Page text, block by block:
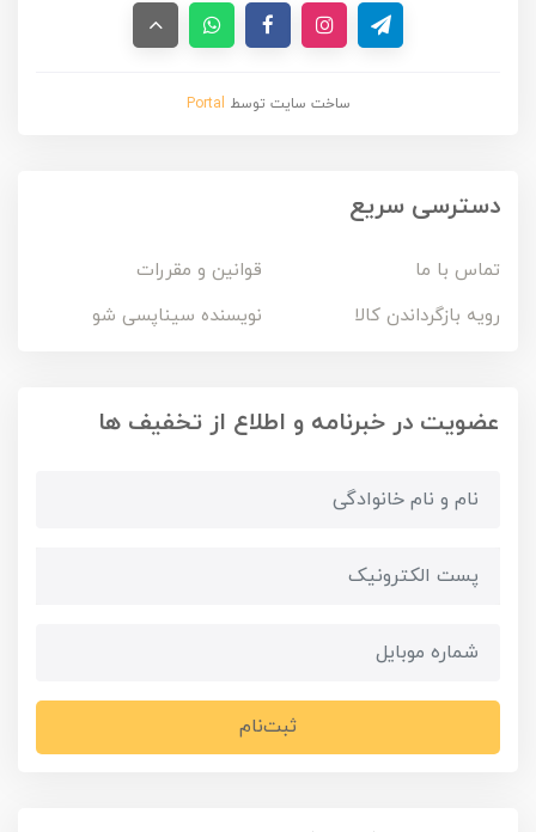
ساخت سایت توسط Portal
دسترسی سریع
تماس با ما
قوانین و مقررات
رویه بازگرداندن کالا
نویسنده سیناپسی شو
عضویت در خبرنامه و اطلاع از تخفیف ها
ثبت‌نام